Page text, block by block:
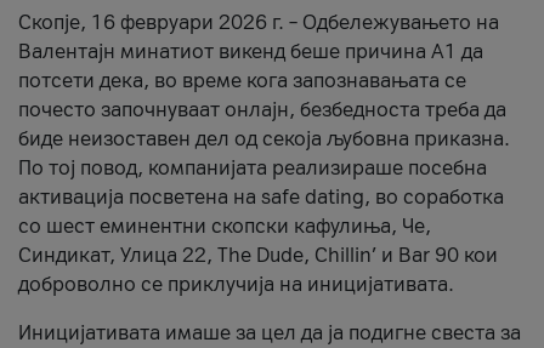
Скопје, 16 февруари 2026 г. – Одбележувањето на
Валентајн минатиот викенд беше причина А1 да
потсети дека, во време кога запознавањата се
почесто започнуваат онлајн, безбедноста треба да
биде неизоставен дел од секоја љубовна приказна.
По тој повод, компанијата реализираше посебна
активација посветена на safe dating, во соработка
со шест еминентни скопски кафулиња, Че,
Синдикат, Улица 22, The Dude, Chillin’ и Bar 90 кои
доброволно се приклучија на иницијативата.
Иницијативата имаше за цел да ја подигне свеста за